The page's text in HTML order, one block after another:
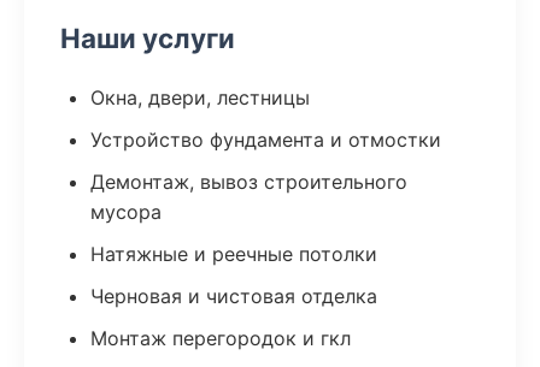
Наши услуги
Окна, двери, лестницы
Устройство фундамента и отмостки
Демонтаж, вывоз строительного
мусора
Натяжные и реечные потолки
Черновая и чистовая отделка
Монтаж перегородок и гкл